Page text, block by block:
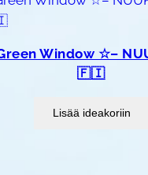
Window ☆–
🇫🇮
Lisää ideakoriin